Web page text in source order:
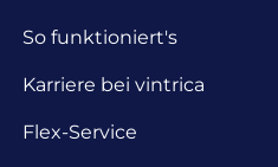
So funktioniert's
Karriere bei vintrica
Flex-Service